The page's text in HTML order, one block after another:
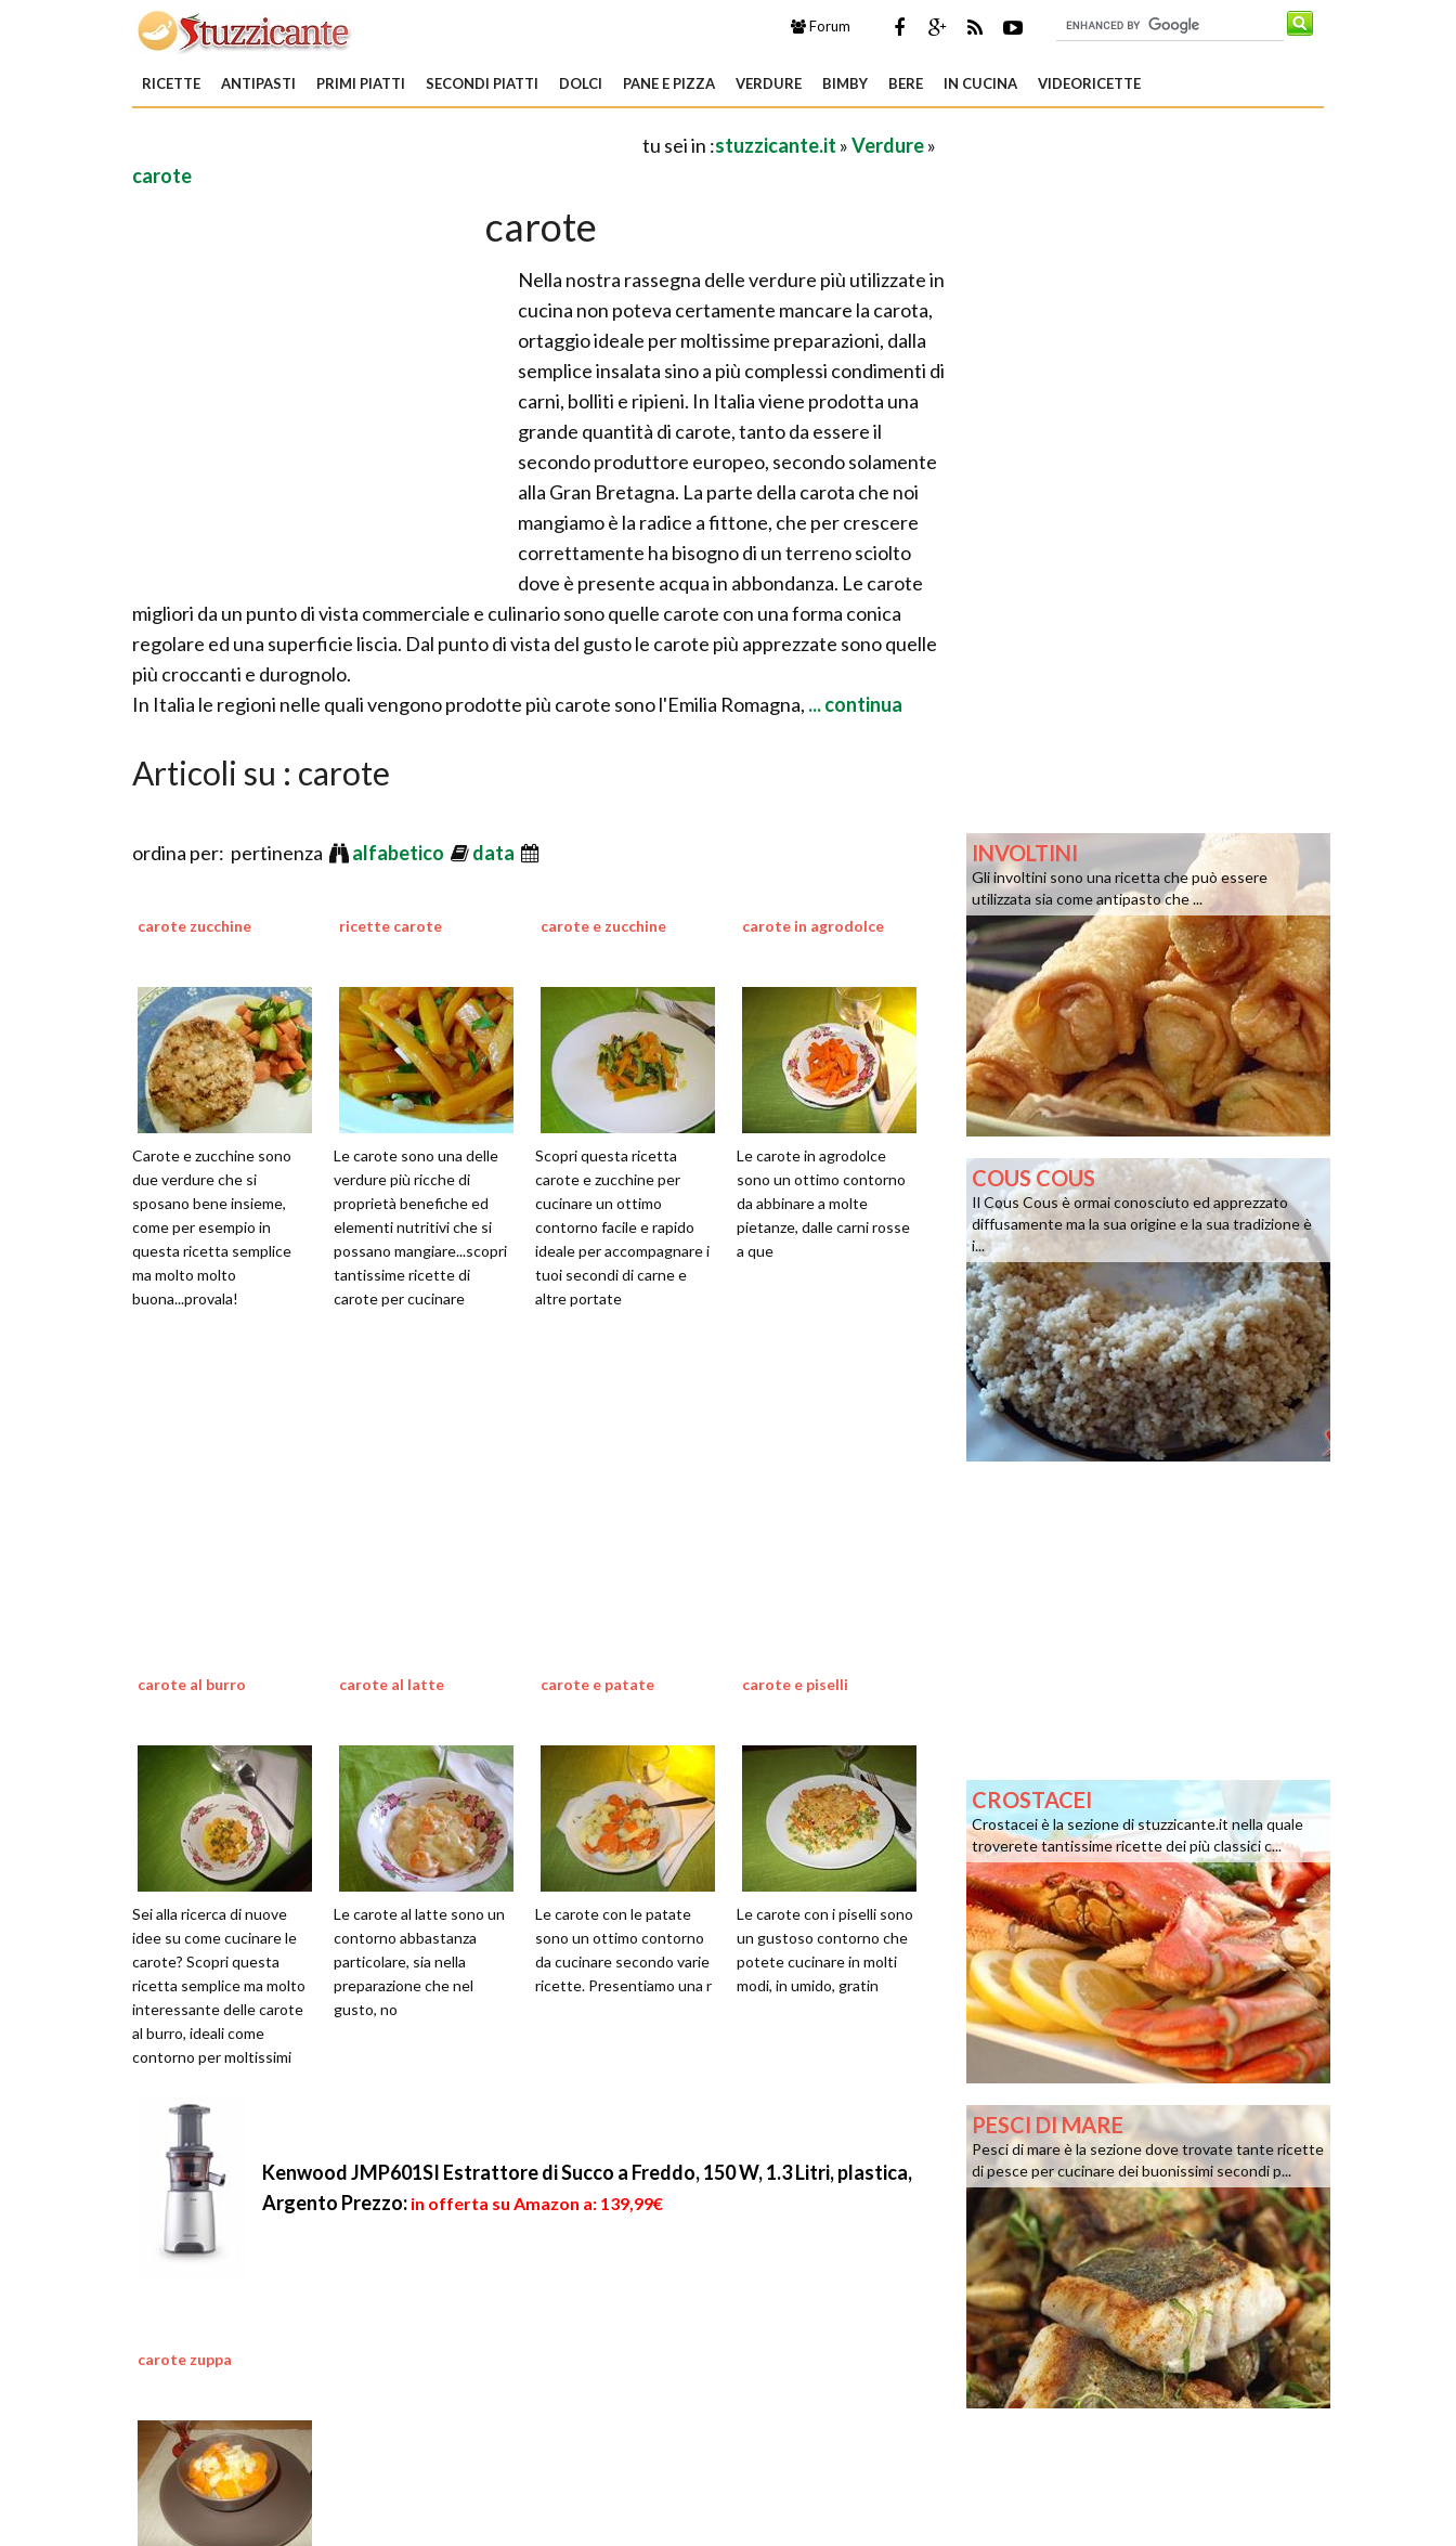
Forum
RICETTE ANTIPASTI PRIMI PIATTI SECONDI PIATTI DOLCI PANE E PIZZA VERDURE BIMBY BERE IN CUCINA VIDEORICETTE
tu sei in :stuzzicante.it »Verdure»
carote
carote
Nella nostra rassegna delle verdure più utilizzate in
cucina non poteva certamente mancare la carota,
ortaggio ideale per moltissime preparazioni, dalla
semplice insalata sino a più complessi condimenti di
carni, bolliti e ripieni. In Italia viene prodotta una
grande quantità di carote, tanto da essere il
secondo produttore europeo, secondo solamente
alla Gran Bretagna. La parte della carota che noi
mangiamo è la radice a fittone, che per crescere
correttamente ha bisogno di un terreno sciolto
dove è presente acqua in abbondanza. Le carote
migliori da un punto di vista commerciale e culinario sono quelle carote con una forma conica
regolare ed una superficie liscia. Dal punto di vista del gusto le carote più apprezzate sono quelle
più croccanti e durognolo.
In Italia le regioni nelle quali vengono prodotte più carote sono l'Emilia Romagna, ... continua
Articoli su : carote
ordina per: pertinenza alfabetico data
carote zucchine
Carote e zucchine sono
due verdure che si
sposano bene insieme,
come per esempio in
questa ricetta semplice
ma molto molto
buona...provala!
ricette carote
Le carote sono una delle
verdure più ricche di
proprietà benefiche ed
elementi nutritivi che si
possano mangiare...scopri
tantissime ricette di
carote per cucinare
carote e zucchine
Scopri questa ricetta
carote e zucchine per
cucinare un ottimo
contorno facile e rapido
ideale per accompagnare i
tuoi secondi di carne e
altre portate
carote in agrodolce
Le carote in agrodolce
sono un ottimo contorno
da abbinare a molte
pietanze, dalle carni rosse
a que
carote al burro
Sei alla ricerca di nuove
idee su come cucinare le
carote? Scopri questa
ricetta semplice ma molto
interessante delle carote
al burro, ideali come
contorno per moltissimi
carote al latte
Le carote al latte sono un
contorno abbastanza
particolare, sia nella
preparazione che nel
gusto, no
carote e patate
Le carote con le patate
sono un ottimo contorno
da cucinare secondo varie
ricette. Presentiamo una r
carote e piselli
Le carote con i piselli sono
un gustoso contorno che
potete cucinare in molti
modi, in umido, gratin
Kenwood JMP601SI Estrattore di Succo a Freddo, 150 W, 1.3 Litri, plastica,
Argento Prezzo: in offerta su Amazon a: 139,99€
carote zuppa
INVOLTINI
Gli involtini sono una ricetta che può essere
utilizzata sia come antipasto che ...
COUS COUS
Il Cous Cous è ormai conosciuto ed apprezzato
diffusamente ma la sua origine e la sua tradizione è
i...
CROSTACEI
Crostacei è la sezione di stuzzicante.it nella quale
troverete tantissime ricette dei più classici c...
PESCI DI MARE
Pesci di mare è la sezione dove trovate tante ricette
di pesce per cucinare dei buonissimi secondi p...